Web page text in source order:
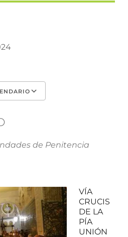
de Penitencia
VÍA
CRUCIS
DE LA
PÍA
UNIÓN